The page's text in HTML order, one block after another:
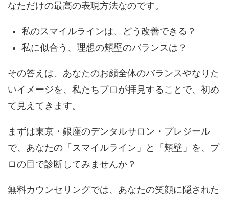
なただけの最高の表現方法なのです。
私のスマイルラインは、どう改善できる？
私に似合う、理想の頬壁のバランスは？
その答えは、あなたのお顔全体のバランスやなりた
いイメージを、私たちプロが拝見することで、初め
て見えてきます。
まずは東京・銀座のデンタルサロン・プレジール
で、あなたの「スマイルライン」と「頬壁」を、プ
ロの目で診断してみませんか？
無料カウンセリングでは、あなたの笑顔に隠された